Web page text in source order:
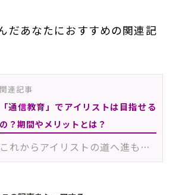
だあなたにおすすめの関連記
関連記事
「通信教育」でアイリストは目指せる
の？期間やメリットとは？
これからアイリストの道へ進もうとしている人にとって、資格や技術を習得するためのスクール選びは重要な…